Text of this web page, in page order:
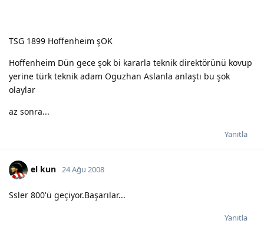
TSG 1899 Hoffenheim şOK
Hoffenheim Dün gece şok bi kararla teknik direktörünü kovup
yerine türk teknik adam Oguzhan Aslanla anlaştı bu şok
olaylar
az sonra...
Yanıtla
el kun 24 Ağu 2008
Ssler 800'ü geçiyor.Başarılar...
Yanıtla